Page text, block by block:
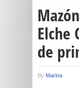
Elche
de
By Marina